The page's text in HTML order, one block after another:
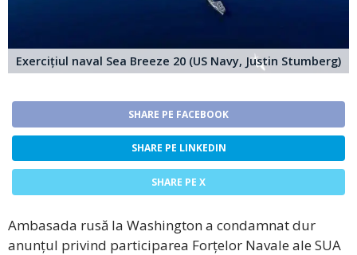
Exercițiul naval Sea Breeze 20 (US Navy, Justin Stumberg)
SHARE PE FACEBOOK
SHARE PE LINKEDIN
SHARE PE X
Ambasada rusă la Washington a condamnat dur
anunțul privind participarea Forțelor Navale ale SUA